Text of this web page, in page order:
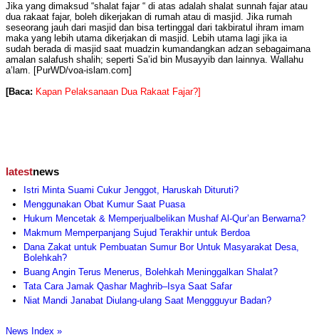
Jika yang dimaksud “shalat fajar “ di atas adalah shalat sunnah fajar atau
dua rakaat fajar, boleh dikerjakan di rumah atau di masjid. Jika rumah
seseorang jauh dari masjid dan bisa tertinggal dari takbiratul ihram imam
maka yang lebih utama dikerjakan di masjid. Lebih utama lagi jika ia
sudah berada di masjid saat muadzin kumandangkan adzan sebagaimana
amalan salafush shalih; seperti Sa’id bin Musayyib dan lainnya. Wallahu
a’lam. [PurWD/voa-islam.com]
[Baca: Kapan Pelaksanaan Dua Rakaat Fajar?]
latestnews
Istri Minta Suami Cukur Jenggot, Haruskah Dituruti?
Menggunakan Obat Kumur Saat Puasa
Hukum Mencetak & Memperjualbelikan Mushaf Al-Qur’an Berwarna?
Makmum Memperpanjang Sujud Terakhir untuk Berdoa
Dana Zakat untuk Pembuatan Sumur Bor Untuk Masyarakat Desa,
Bolehkah?
Buang Angin Terus Menerus, Bolehkah Meninggalkan Shalat?
Tata Cara Jamak Qashar Maghrib–Isya Saat Safar
Niat Mandi Janabat Diulang-ulang Saat Menggguyur Badan?
News Index »